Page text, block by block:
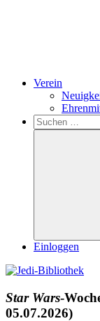
Verein
Search
Suchen
nach:
Einloggen
Star Wars-
05.07.2026)